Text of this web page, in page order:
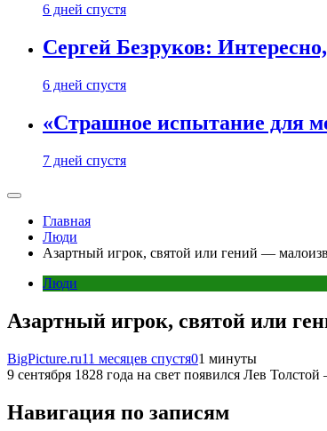
6 дней спустя
Сергей Безруков:
6 дней спустя
«Страшное испытание для
7 дней спустя
Главная
Люди
Азартный игрок, святой или гений —
Люди
Азартный игрок, святой или
BigPicture.ru11 месяцев спустя01 минуты
9 сентября 1828 года на свет появился Лев
Навигация по записям